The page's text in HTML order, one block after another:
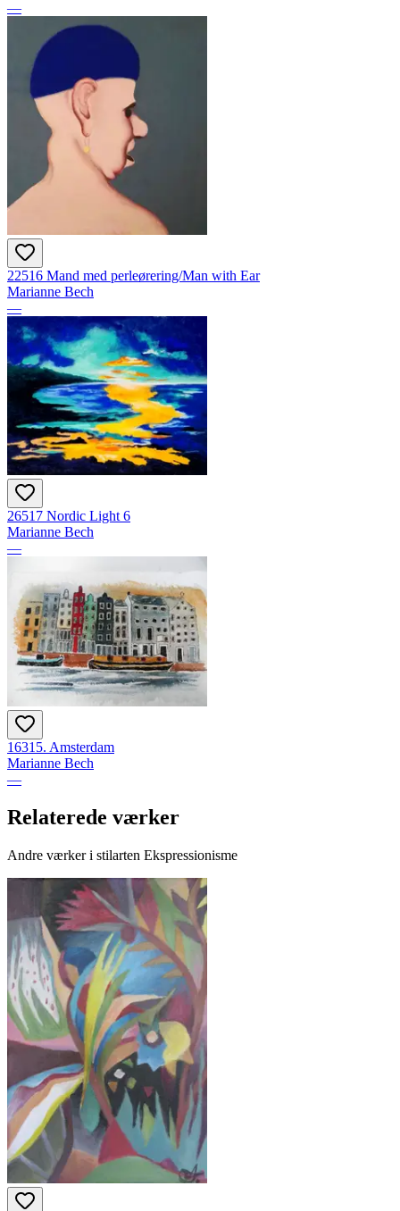
—
22516 Mand med perleørering/Man with Ear
Marianne Bech
—
26517 Nordic Light 6
Marianne Bech
—
16315. Amsterdam
Marianne Bech
—
Relaterede værker
Andre værker i stilarten Ekspressionisme